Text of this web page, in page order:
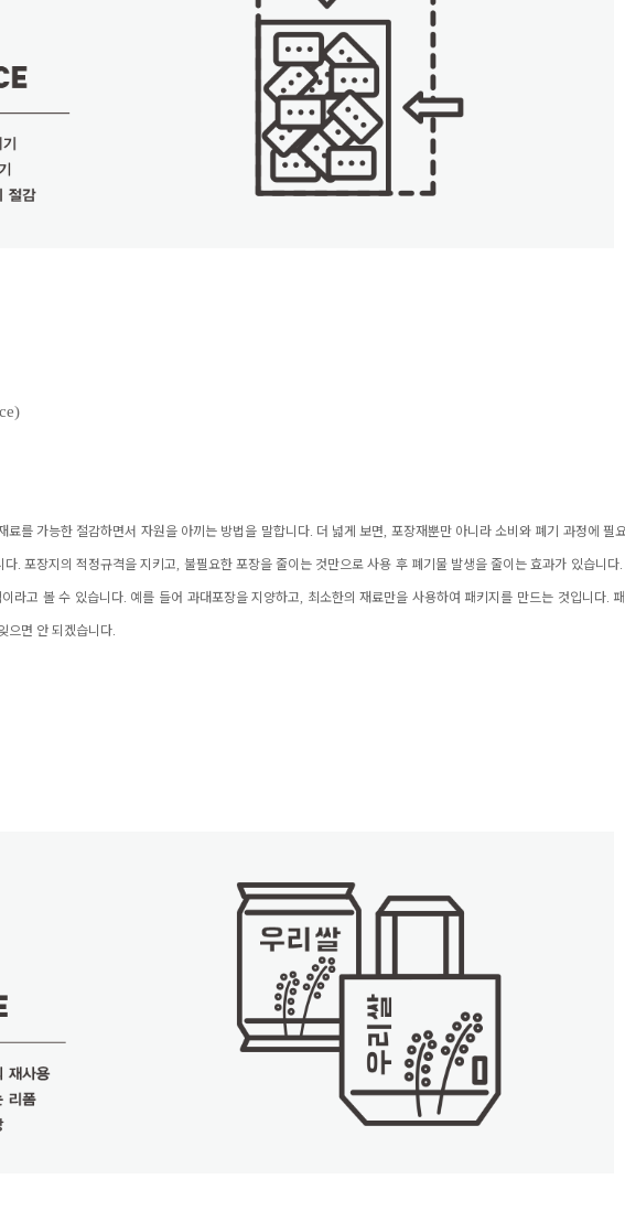
료를 가능한 절감하면서 자원을 아끼는 방법을 말합니다. 더 넓게 보면, 포장재뿐만 아니라 소비와 폐기 과정에 필
다. 포장지의 적정규격을 지키고, 불필요한 포장을 줄이는 것만으로 사용 후 폐기물 발생을 줄이는 효과가 있습니다.
라고 볼 수 있습니다. 예를 들어 과대포장을 지양하고, 최소한의 재료만을 사용하여 패키지를 만드는 것입니다.
으면 안 되겠습니다.